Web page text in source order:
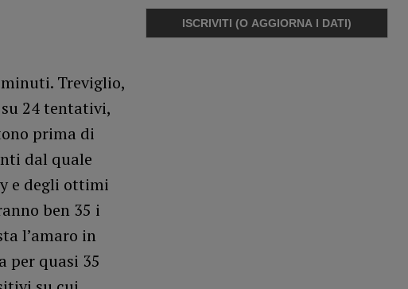
Treviglio,
24 tentativi,
prima di
dal quale
e degli ottimi
ben 35 i
l’amaro in
per quasi 35